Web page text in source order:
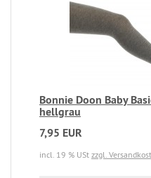
Bonnie Doon Baby
hellgrau
7,95 EUR
incl. 19 % USt zzgl.